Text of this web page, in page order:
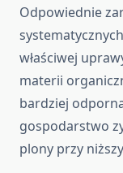
Odpowiednie
właściwej
materii
bardziej
gospodarstwo
plony przy